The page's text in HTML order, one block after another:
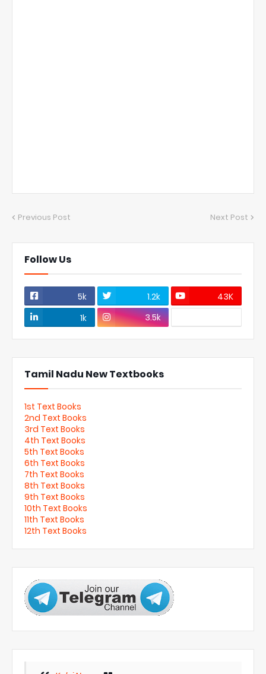
Previous Post Next Post
Follow Us
5k 1.2k
43K
1k
3.5k
Tamil Nadu New Textbooks
1st Text Books
2nd Text Books
3rd Text Books
4th Text Books
5th Text Books
6th Text Books
7th Text Books
8th Text Books
9th Text Books
10th Text Books
11th Text Books
12th Text Books